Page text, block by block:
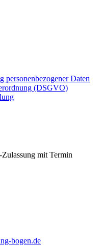
personenbezogener Daten
(DSGVO)
mit Termin
bogen.de